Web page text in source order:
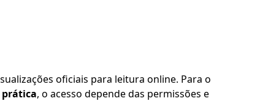
oficiais para leitura online. Para o
prática, o acesso depende das permissões e